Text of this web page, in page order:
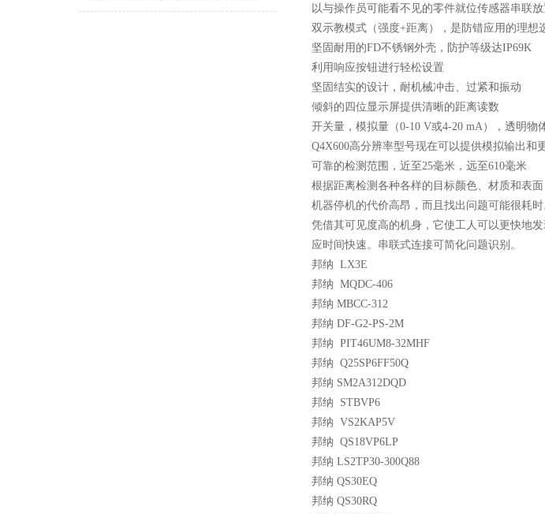
以与操作员可能看不见的零件就位传感器串联
双示教模式（强度+距离），是防错应用的理想
坚固耐用的FD不锈钢外壳，防护等级达IP69K
利用响应按钮进行轻松设置
坚固结实的设计，耐机械冲击、过紧和振动
倾斜的四位显示屏提供清晰的距离读数
开关量，模拟量（0-10 V或4-20 mA），透明物
Q4X600高分辨率型号现在可以提供模拟输出和
可靠的检测范围，近至25毫米，远至610毫米
根据距离检测各种各样的目标颜色、材质和表面
机器停机的代价高昂，而且找出问题可能很耗
凭借其可见度高的机身，它使工人可以更快地
应时间快速。串联式连接可简化问题识别。
邦纳 LX3E
邦纳 MQDC-406
邦纳 MBCC-312
邦纳 DF-G2-PS-2M
邦纳 PIT46UM8-32MHF
邦纳 Q25SP6FF50Q
邦纳 SM2A312DQD
邦纳 STBVP6
邦纳 VS2KAP5V
邦纳 QS18VP6LP
邦纳 LS2TP30-300Q88
邦纳 QS30EQ
邦纳 QS30RQ